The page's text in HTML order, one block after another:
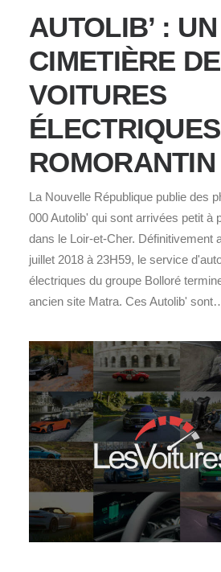
AUTOLIB’ : UN
CIMETIÈRE DE
VOITURES
ROMORANTIN
La Nouvelle République publie des
000 Autolib' qui sont arrivées petit à
dans le Loir-et-Cher. Définitivement
juillet 2018 à 23H59, le service
électriques du groupe Bolloré
ancien site Matra. Ces Autolib'